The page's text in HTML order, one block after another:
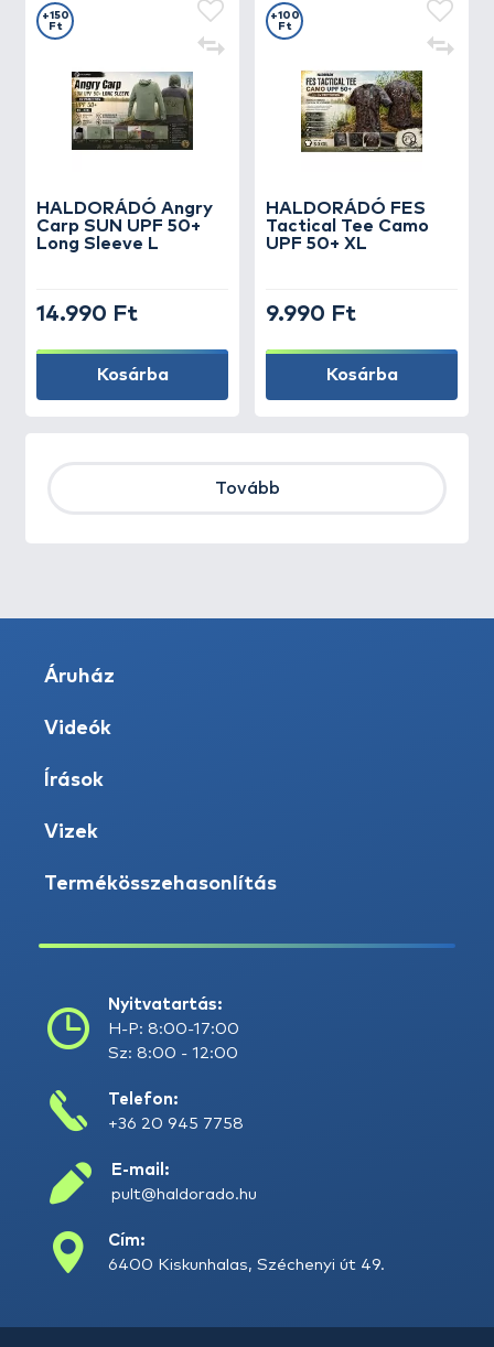
HALDORÁDÓ Angry
Carp SUN UPF 50+
Long Sleeve L
+150
Ft
14.990 Ft
Kosárba
HALDORÁDÓ FES
Tactical Tee Camo
UPF 50+ XL
+100
Ft
9.990 Ft
Kosárba
Tovább
Áruház
Videók
Írások
Vizek
Termékösszehasonlítás
Nyitvatartás:
H-P: 8:00-17:00
Sz: 8:00 - 12:00
Telefon:
+36 20 945 7758
E-mail:
pult@haldorado.hu
Cím:
6400 Kiskunhalas, Széchenyi út 49.